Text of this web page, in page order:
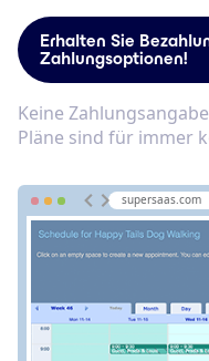
Erhalten Sie
Zahlungsoptionen!
Keine
Pläne sind für immer